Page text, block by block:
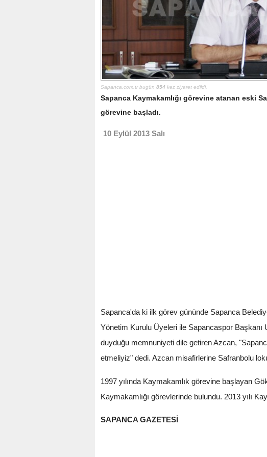
Sapanca.com.tr bugün 854 kez ziyaret edildi.
Sapanca Kaymakamlığı görevine atanan eski
görevine başladı.
10 Eylül 2013 Salı
Sapanca'da ki ilk görev gününde Sapanca
Yönetim Kurulu Üyeleri ile Sapancaspor
duyduğu memnuniyeti dile getiren Azcan,
etmeliyiz" dedi. Azcan misafirlerine Safranbolu
1997 yılında Kaymakamlık görevine başlayan
Kaymakamlığı görevlerinde bulundu. 2013 yılı
SAPANCA GAZETESİ